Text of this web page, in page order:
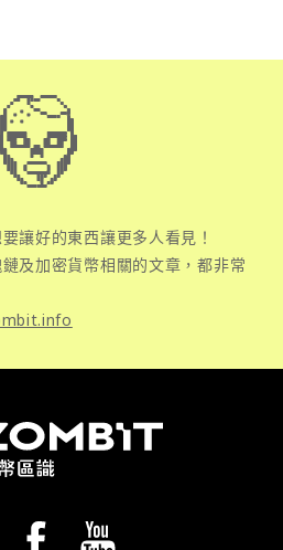
讓好的東西讓更多人看見！
及加密貨幣相關的文章，都非常